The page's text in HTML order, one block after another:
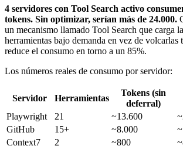
4 servidores con Tool Search activo
tokens. Sin optimizar, serían más de 24.000.
un mecanismo llamado Tool Search que carga
herramientas bajo demanda en vez de volcarlas
reduce el consumo en torno a un 85%.
Los números reales de consumo por servidor:
Servidor Herramientas
Tokens (sin
deferral)
Playwright
21 ~13.600
GitHub
15+ ~8.000
Context7
2 ~800